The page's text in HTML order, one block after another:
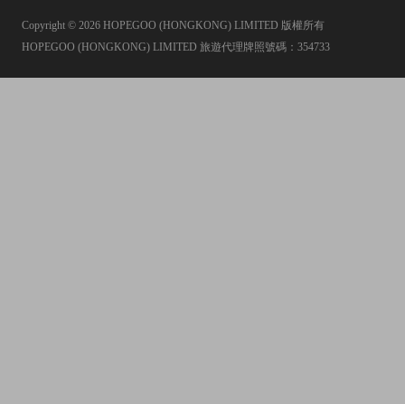
Copyright © 2026 HOPEGOO (HONGKONG) LIMITED 版權所有
HOPEGOO (HONGKONG) LIMITED 旅遊代理牌照號碼：354733